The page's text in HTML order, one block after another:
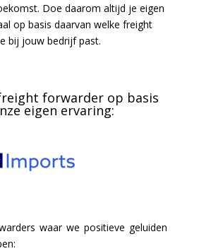
Doe daarom altijd je eigen
op basis daarvan welke freight
bij jouw bedrijf past.
forwarder op basis
eigen ervaring:
waar we positieve geluiden